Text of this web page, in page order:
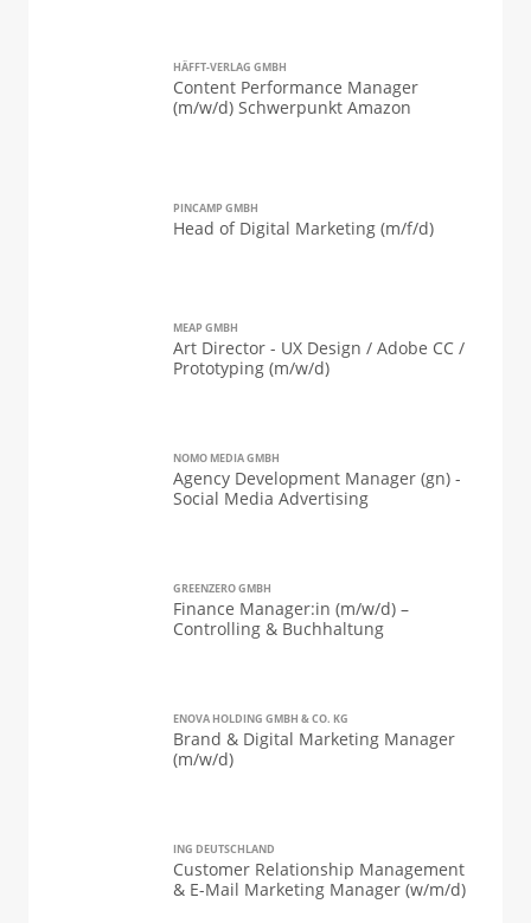
HÄFFT-VERLAG GMBH
Content Performance Manager
(m/w/d) Schwerpunkt Amazon
PINCAMP GMBH
Head of Digital Marketing (m/f/d)
MEAP GMBH
Art Director - UX Design / Adobe CC /
Prototyping (m/w/d)
NOMO MEDIA GMBH
Agency Development Manager (gn) -
Social Media Advertising
GREENZERO GMBH
Finance Manager:in (m/w/d) –
Controlling & Buchhaltung
ENOVA HOLDING GMBH & CO. KG
Brand & Digital Marketing Manager
(m/w/d)
ING DEUTSCHLAND
Customer Relationship Management
& E-Mail Marketing Manager (w/m/d)